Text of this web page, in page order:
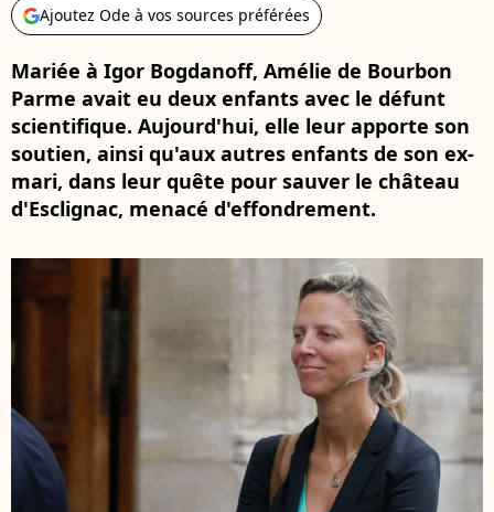
Ajoutez Ode à vos sources préférées
Mariée à Igor Bogdanoff, Amélie de Bourbon
Parme avait eu deux enfants avec le défunt
scientifique. Aujourd'hui, elle leur apporte son
soutien, ainsi qu'aux autres enfants de son ex-
mari, dans leur quête pour sauver le château
d'Esclignac, menacé d'effondrement.